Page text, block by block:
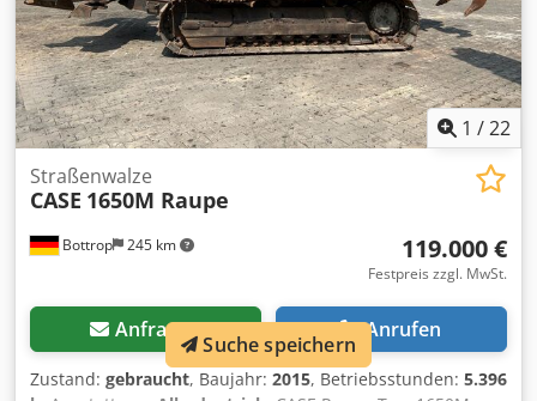
1 /22
Bottrop 245 km
Straßenwalze
CASE 1650M Raupe
119.000 €
Festpreis zzgl. MwSt.
Anfragen Anrufen
Zustand: gebraucht, Baujahr: 2015, Betriebsstunden: 5.396
Suche speichern